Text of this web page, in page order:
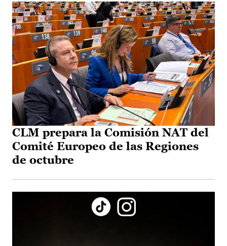
CLM prepara la Comisión NAT del
Comité Europeo de las Regiones
de octubre